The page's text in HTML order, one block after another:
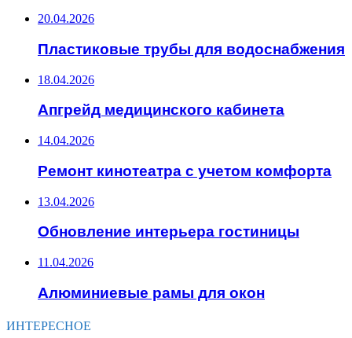
20.04.2026
Пластиковые трубы для водоснабжения
18.04.2026
Апгрейд медицинского кабинета
14.04.2026
Ремонт кинотеатра с учетом комфорта
13.04.2026
Обновление интерьера гостиницы
11.04.2026
Алюминиевые рамы для окон
ИНТЕРЕСНОЕ